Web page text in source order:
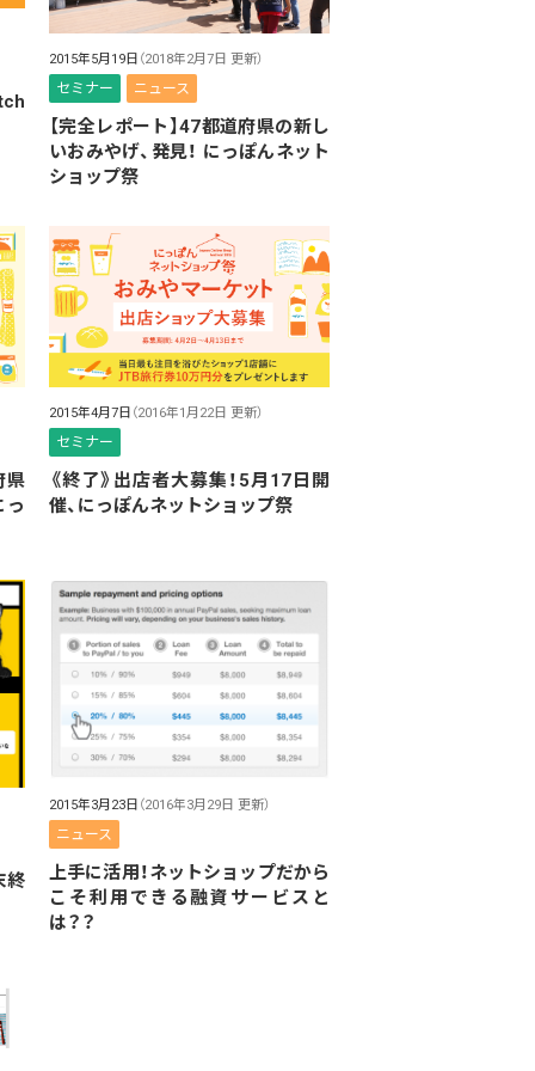
2015年5月19日 （2018年2月7日 更新）
セミナー ニュース
【完全レポート】47都道府県の新し
いおみやげ、発見！ にっぽんネット
ショップ祭
県
っ
2015年4月7日 （2016年1月22日 更新）
セミナー
《終了》出店者大募集！5月17日開
催、にっぽんネットショップ祭
終
2015年3月23日 （2016年3月29日 更新）
ニュース
上手に活用！ネットショップだから
こそ利用できる融資サービスと
は？？